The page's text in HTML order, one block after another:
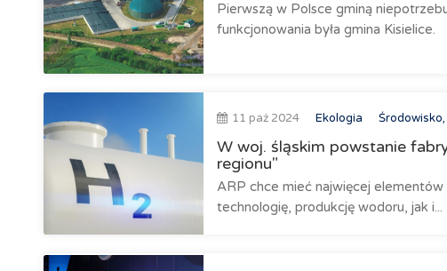
Pierwszą w Polsce gminą
funkcjonowania była gmina Kisielice.
11 paź 2024 Ekologia
W woj. śląskim powstanie
regionu"
ARP chce mieć najwięcej elementów
technologię, produkcję wodoru, jak i...